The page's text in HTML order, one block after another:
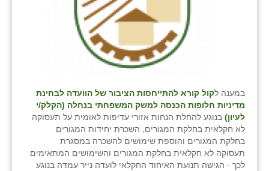
במענה לקול קורא להתייחסות הציבור של הוועדה לבחינת
מדיניות חלופות הכנסה למשק המשפחתי בנחלה (הקלק/י
לעיון) בנוגע להחלת הנחות אזורי עדיפות לאומית על תעסוקה
לא חקלאית בחלקת המגורים, השכרת יחידות המגורים
בחלקת המגורים והוספת שימושים להשכרה במסגרת
תעסוקה לא חקלאית בחלקת המגורים והשימושים המתאימים
לכך - הגישה תנועת האיחוד החקלאי לועדה נייר עמדה בנוגע